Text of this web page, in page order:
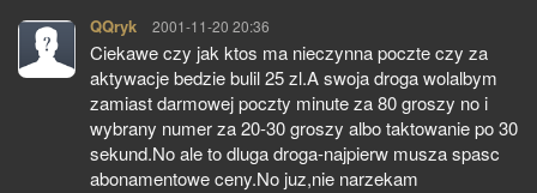
QQryk pisze:
2001-11-20 20:36
Ciekawe czy jak ktos ma nieczynna poczte czy za
aktywacje bedzie bulil 25 zl.A swoja droga wolalbym
zamiast darmowej poczty minute za 80 groszy no i
wybrany numer za 20-30 groszy albo taktowanie po 30
sekund.No ale to dluga droga-najpierw musza spasc
abonamentowe ceny.No juz,nie narzekam